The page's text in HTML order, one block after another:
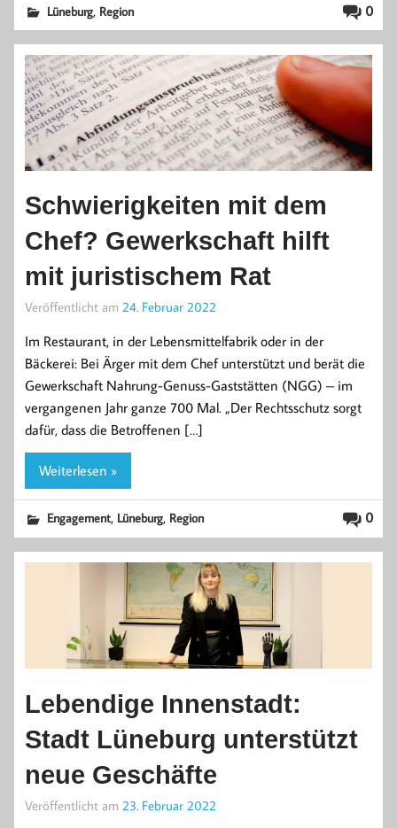
0
Lüneburg, Region
Schwierigkeiten mit dem
Chef? Gewerkschaft hilft
mit juristischem Rat
Veröffentlicht am 24. Februar 2022
Im Restaurant, in der Lebensmittelfabrik oder in der
Bäckerei: Bei Ärger mit dem Chef unterstützt und berät die
Gewerkschaft Nahrung-Genuss-Gaststätten (NGG) – im
vergangenen Jahr ganze 700 Mal. „Der Rechtsschutz sorgt
dafür, dass die Betroffenen […]
Weiterlesen »
0
Engagement, Lüneburg, Region
Lebendige Innenstadt:
Stadt Lüneburg unterstützt
neue Geschäfte
Veröffentlicht am 23. Februar 2022